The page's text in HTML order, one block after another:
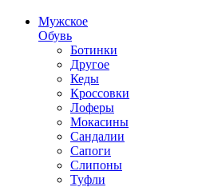
Мужское
Обувь
Ботинки
Другое
Кеды
Кроссовки
Лоферы
Мокасины
Сандалии
Сапоги
Слипоны
Туфли